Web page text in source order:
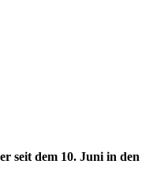
dem 10. Juni in